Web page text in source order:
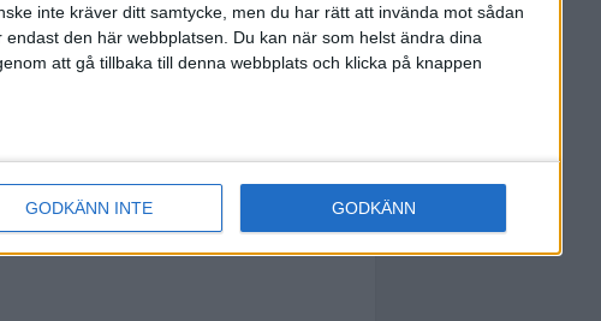
inte kräver ditt samtycke, men du har rätt att invända mot sådan
den här webbplatsen. Du kan när som helst ändra dina
att gå tillbaka till denna webbplats och klicka på knappen
GODKÄNN INTE GODKÄNN